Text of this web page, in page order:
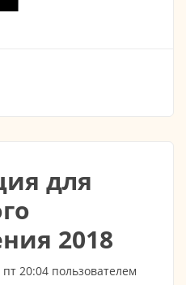
для
2018
20:04 пользователем